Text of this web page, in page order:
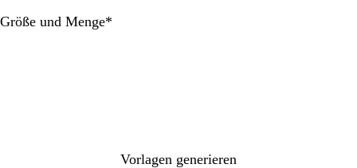
Größe und Menge*
Vorlagen generieren